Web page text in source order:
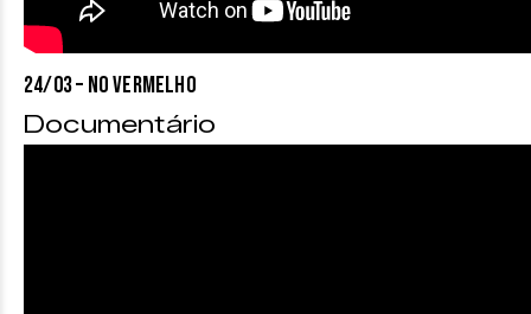
24/03 – NO VERMELHO
Documentário